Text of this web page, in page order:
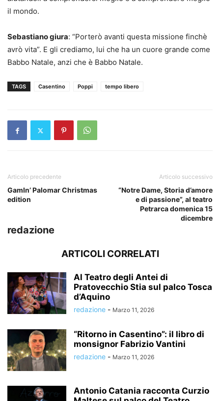
il mondo.
Sebastiano giura: “Porterò avanti questa missione finchè
avrò vita”. E gli crediamo, lui che ha un cuore grande come
Babbo Natale, anzi che è Babbo Natale.
TAGS Casentino Poppi tempo libero
Articolo precedente
GamIn’ Palomar Christmas
edition
Articolo successivo
“Notre Dame, Storia d’amore
e di passione”, al teatro
Petrarca domenica 15
dicembre
redazione
ARTICOLI CORRELATI
Al Teatro degli Antei di
Pratovecchio Stia sul palco Tosca
d’Aquino
redazione - Marzo 11, 2026
“Ritorno in Casentino”: il libro di
monsignor Fabrizio Vantini
redazione - Marzo 11, 2026
Antonio Catania racconta Curzio